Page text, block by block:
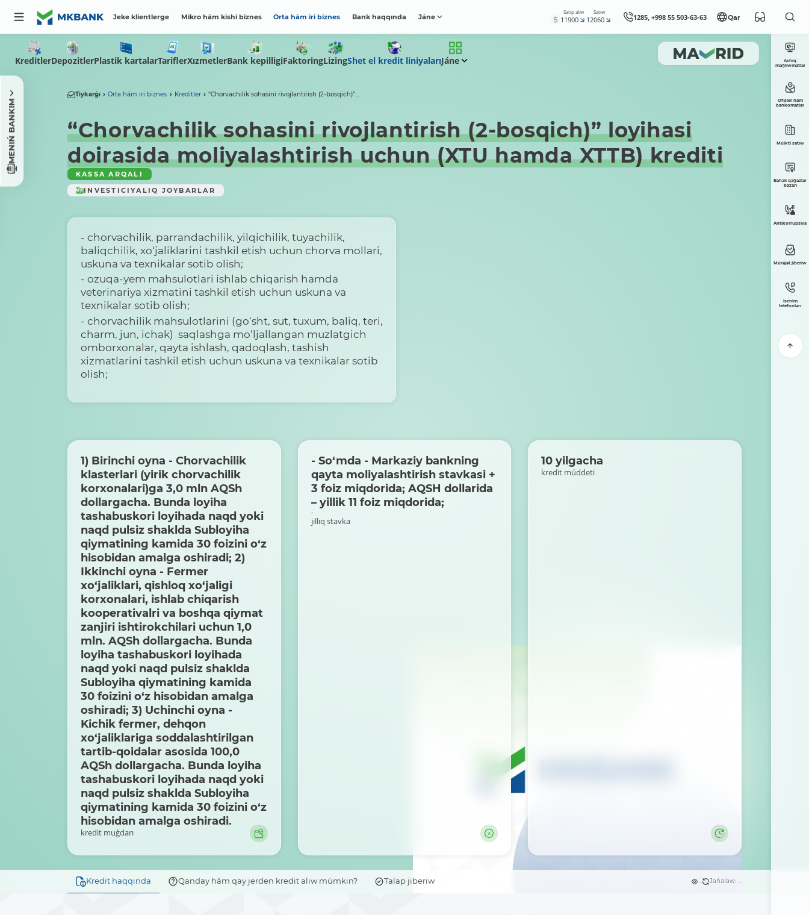
Jeke klientlerge Mikro hám kishi biznes Orta hám iri biznes Bank haqqında Jáne
Satıp alıw
11900
Satıw
12060 1285, +998 55 503-63-63 Qar
MENIŃ BANKIM
KreditlerDepozitlerPlastik kartalarTariflerXızmetlerBank kepilligiFaktoringLizingShet el kredit liniyalarıJáne
Tiykarǵı Orta hám iri biznes Kreditler “Chorvachilik sohasini rivojlantirish (2-bosqich)”...
“Chorvachilik sohasini rivojlantirish (2-bosqich)” loyihasi
doirasida moliyalashtirish uchun (XTU hamda XTTB) krediti
KASSA ARQALI
INVESTICIYALIQ JOYBARLAR
- chorvachilik, parrandachilik, yilqichilik, tuyachilik,
baliqchilik, xo‘jaliklarini tashkil etish uchun chorva mollari,
uskuna va texnikalar sotib olish;
- ozuqa-yem mahsulotlari ishlab chiqarish hamda
veterinariya xizmatini tashkil etish uchun uskuna va
texnikalar sotib olish;
- chorvachilik mahsulotlarini (go‘sht, sut, tuxum, baliq, teri,
charm, jun, ichak) saqlashga mo‘ljallangan muzlatgich
omborxonalar, qayta ishlash, qadoqlash, tashish
xizmatlarini tashkil etish uchun uskuna va texnikalar sotib
olish;
1) Birinchi oyna - Chorvachilik
klasterlari (yirik chorvachilik
korxonalari)ga 3,0 mln AQSh
dollargacha. Bunda loyiha
tashabuskori loyihada naqd yoki
naqd pulsiz shaklda Subloyiha
qiymatining kamida 30 foizini o‘z
hisobidan amalga oshiradi; 2)
Ikkinchi oyna - Fermer
xo‘jaliklari, qishloq xo‘jaligi
korxonalari, ishlab chiqarish
kooperativalri va boshqa qiymat
zanjiri ishtirokchilari uchun 1,0
mln. AQSh dollargacha. Bunda
loyiha tashabuskori loyihada
naqd yoki naqd pulsiz shaklda
Subloyiha qiymatining kamida
30 foizini o‘z hisobidan amalga
oshiradi; 3) Uchinchi oyna -
Kichik fermer, dehqon
xo‘jaliklariga soddalashtirilgan
tartib-qoidalar asosida 100,0
AQSh dollargacha. Bunda loyiha
tashabuskori loyihada naqd yoki
naqd pulsiz shaklda Subloyiha
qiymatining kamida 30 foizini o‘z
hisobidan amalga oshiradi.
kredit muǵdarı
- So‘mda - Markaziy bankning
qayta moliyalashtirish stavkasi +
3 foiz miqdorida; AQSH dollarida
– yillik 11 foiz miqdorida;
-
jıllıq stavka
10 yilgacha
kredit múddeti
Kredit haqqında Qanday hám qay jerden kredit alıw múmkin? Talap jiberiw ... Jańalaw: ...
Ashıq
maǵlıwmatlar
Ofisler hám
bankomatlar
Múlkti satıw
Bahalı qaǵazlar
bazarı
Antikorrupsiya
Múrájat jiberiw
Isenim
telefonları